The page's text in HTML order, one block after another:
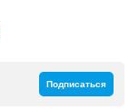
Подписаться